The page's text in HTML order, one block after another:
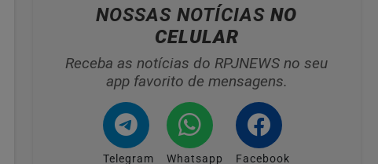
NOSSAS NOTÍCIASNO
CELULAR
Receba as notícias do RPJNEWS no seu
app favorito de mensagens.
Telegram Whatsapp Facebook